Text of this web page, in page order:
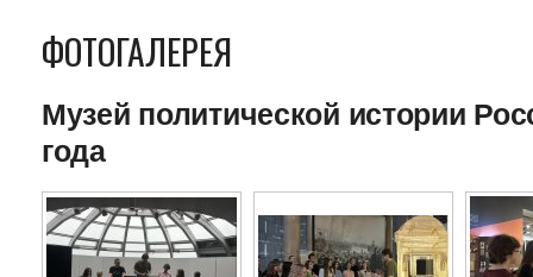
ФОТОГАЛЕРЕЯ
Музей политической истории
года